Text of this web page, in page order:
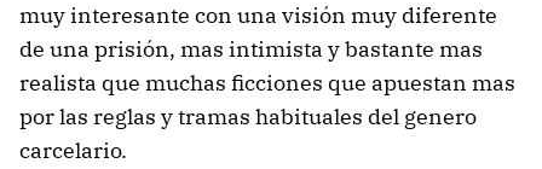
muy interesante con una visión muy diferente
de una prisión, mas intimista y bastante mas
realista que muchas ficciones que apuestan mas
por las reglas y tramas habituales del genero
carcelario.